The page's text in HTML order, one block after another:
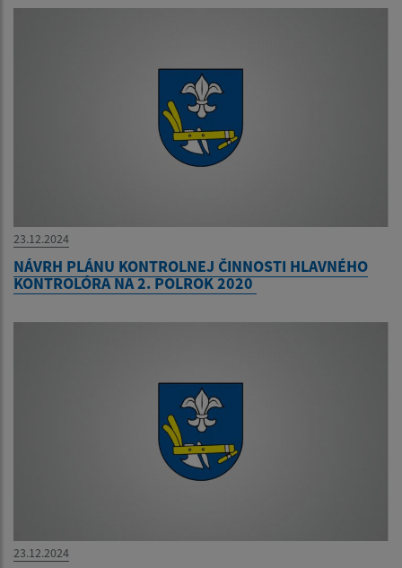
23.12.2024
NÁVRH PLÁNU KONTROLNEJ ČINNOSTI HLAVNÉHO
KONTROLÓRA NA 2. POLROK 2020
23.12.2024